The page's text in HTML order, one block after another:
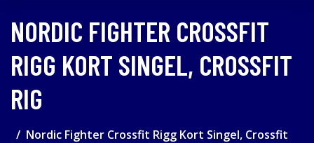
NORDIC FIGHTER CROSSFIT
RIGG KORT SINGEL, CROSSFIT
RIG
Nordic Fighter Crossfit Rigg Kort Singel, Crossfit